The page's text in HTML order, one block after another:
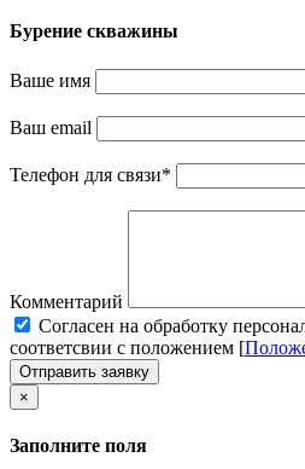
Бурение скважины
Ваше имя
Ваш email
Телефон для связи*
Комментарий
Cогласен на обработку
соответсвии с положением [
Отправить заявку
×
Заполните поля